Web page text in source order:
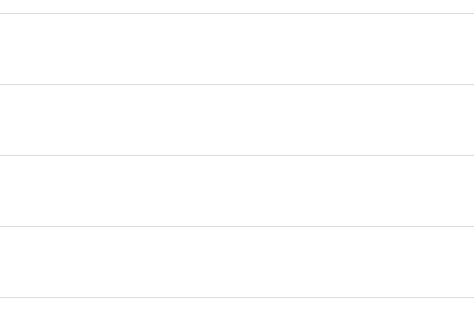
de Sa Coma y a 500 del pequeño puerto pesquero de S'illot.
discotecas y una parada de transporte público.